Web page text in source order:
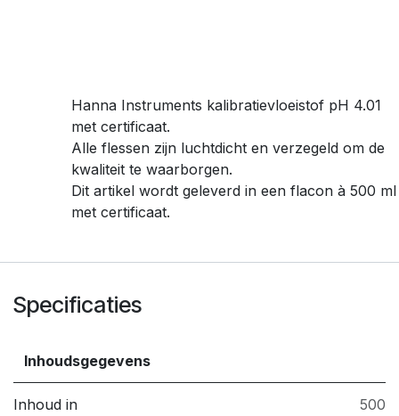
Hanna Instruments kalibratievloeistof pH 4.01
met certificaat.
Alle flessen zijn luchtdicht en verzegeld om de
kwaliteit te waarborgen.
Dit artikel wordt geleverd in een flacon à 500 ml
met certificaat.
Specificaties
Inhoudsgegevens
Inhoud in
500